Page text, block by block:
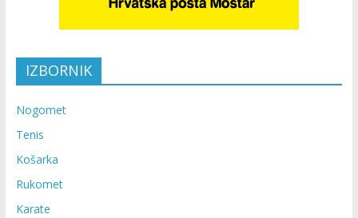
IZBORNIK
Nogomet
Tenis
Košarka
Rukomet
Karate